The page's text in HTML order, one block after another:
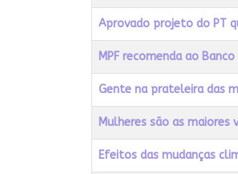
Aprovado projeto do PT
MPF recomenda ao
Gente na prateleira das
Mulheres são as
Efeitos das mudanças